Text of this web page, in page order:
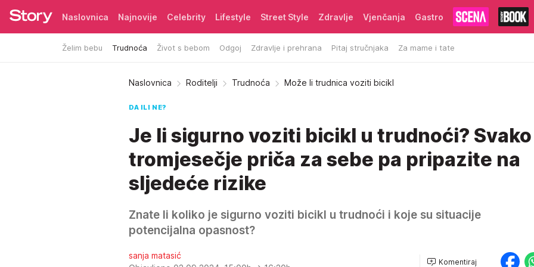
Naslovnica Najnovije Celebrity Lifestyle Street Style Zdravlje Vjenčanja Gastro
Želim bebu Trudnoća Život s bebom Odgoj Zdravlje i prehrana Pitaj stručnjaka Za mame i tate
Pretplata
Naslovnica Roditelji Trudnoća Može li trudnica voziti bicikl
DA ILI NE?
Je li sigurno voziti bicikl u trudnoći?
tromjesečje priča za sebe pa pripazite na
sljedeće rizike
Znate li koliko je sigurno voziti bicikl u trudnoći i koje su situacije
potencijalna opasnost?
sanja matasić
Komentiraj